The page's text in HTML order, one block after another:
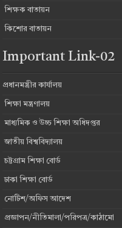
শিক্ষক বাতায়ন
কিশোর বাতায়ন
Important Link-02
প্রধানমন্ত্রীর কার্যালয়
শিক্ষা মন্ত্রণালয়
মাধ্যমিক ও উচ্চ শিক্ষা অধিদপ্তর
জাতীয় বিশ্ববিদ্যালয়
চট্টগ্রাম শিক্ষা বোর্ড
ঢাকা শিক্ষা বোর্ড
নোটিশ/অফিস আদেশ
প্রজ্ঞাপন/নীতিমালা/পরিপত্র/কাঠামো